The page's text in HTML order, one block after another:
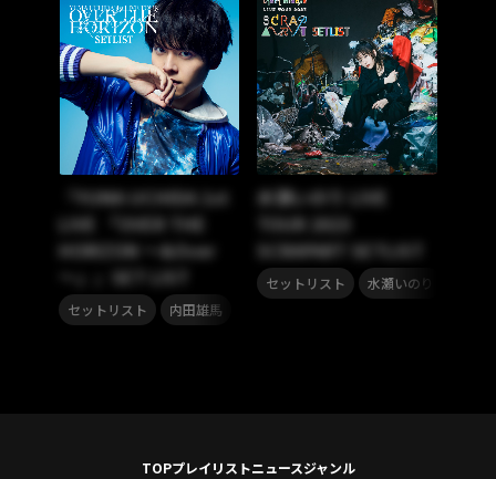
『YUMA UCHIDA 1st
LIVE 「OVER THE
HORIZON ～&Over
～」』SET LIST
セットリスト 内田雄馬
水瀬いのり LIVE
TOUR 2023
SCRAPART SETLIST
セットリスト 水瀬いのり
TOPプレイリストニュースジャンル